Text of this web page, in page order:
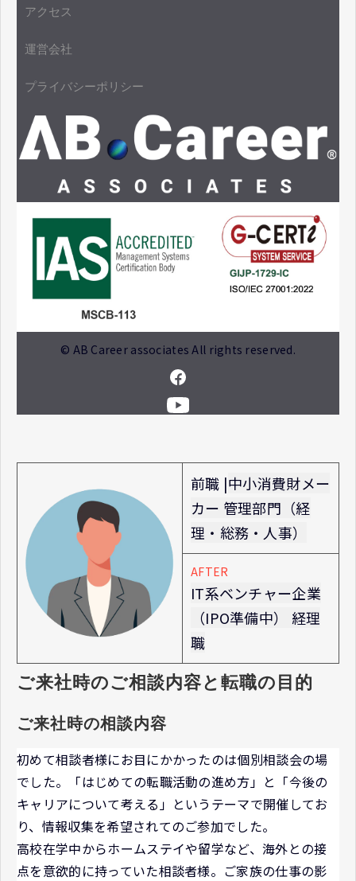
アクセス
運営会社
プライバシーポリシー
© AB Career associates All rights reserved.
前職 |中小消費財メー
カー 管理部門（経
理・総務・人事）
AFTER
IT系ベンチャー企業
（IPO準備中） 経理
職
ご来社時のご相談内容と転職の目的
ご来社時の相談内容
初めて相談者様にお目にかかったのは個別相談会の場
でした。「はじめての転職活動の進め方」と「今後の
キャリアについて考える」というテーマで開催してお
り、情報収集を希望されてのご参加でした。
高校在学中からホームステイや留学など、海外との接
点を意欲的に持っていた相談者様。ご家族の仕事の影